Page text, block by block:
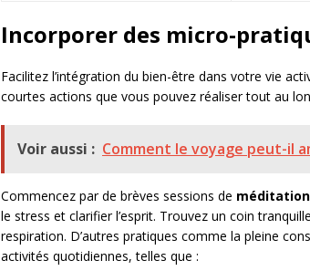
Incorporer des micro-
Facilitez l’intégration du bien-être dans votre vie
courtes actions que vous pouvez réaliser tout au
Voir aussi : Comment le voyage peut-il
Commencez par de brèves sessions de méditation
le stress et clarifier l’esprit. Trouvez un coin
respiration. D’autres pratiques comme la pleine
activités quotidiennes, telles que :